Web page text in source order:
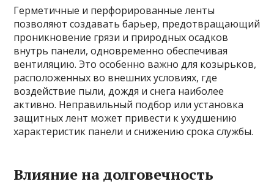
Герметичные и перфорированные ленты
позволяют создавать барьер, предотвращающий
проникновение грязи и природных осадков
внутрь панели, одновременно обеспечивая
вентиляцию. Это особенно важно для козырьков,
расположенных во внешних условиях, где
воздействие пыли, дождя и снега наиболее
активно. Неправильный подбор или установка
защитных лент может привести к ухудшению
характеристик панели и снижению срока службы.
Влияние на долговечность